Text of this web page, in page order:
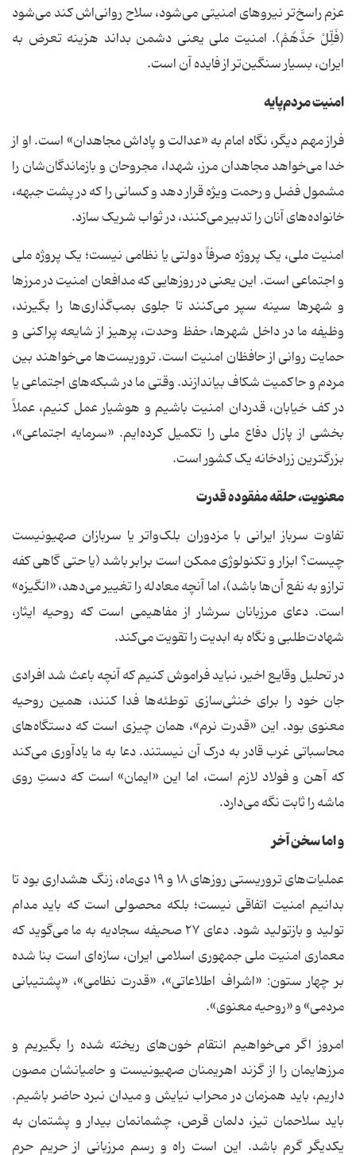
عزم راسخ‌تر نیروهای امنیتی می‌شود، سلاح روانی‌اش کند می‌شود
(فَلِّلْ حَدَّهُمْ). امنیت ملی یعنی دشمن بداند هزینه تعرض به
ایران، بسیار سنگین‌تر از فایده آن است.
امنیت مردم‌پایه
فراز مهم دیگر، نگاه امام به «عدالت و پاداش مجاهدان» است. او از
خدا می‌خواهد مجاهدان مرز، شهدا، مجروحان و بازماندگان‌شان را
مشمول فضل و رحمت ویژه قرار دهد و کسانی را که در پشت جبهه،
خانواده‌های آنان را تدبیر می‌کنند، در ثواب شریک سازد.
امنیت ملی، یک پروژه صرفاً دولتی یا نظامی نیست؛ یک پروژه ملی
و اجتماعی است. این یعنی در روزهایی که مدافعان امنیت در مرزها
و شهرها سینه سپر می‌کنند تا جلوی بمب‌گذاری‌ها را بگیرند،
وظیفه ما در داخل شهرها، حفظ وحدت، پرهیز از شایعه‌ پراکنی و
حمایت روانی از حافظان امنیت است. تروریست‌ها می‌خواهند بین
مردم و حاکمیت شکاف بیاندازند. وقتی ما در شبکه‌های اجتماعی یا
در کف خیابان، قدردان امنیت باشیم و هوشیار عمل کنیم، عملاً
بخشی از پازل دفاع ملی را تکمیل کرده‌ایم. «سرمایه اجتماعی»،
بزرگترین زرادخانه یک کشور است.
معنویت، حلقه مفقوده قدرت
تفاوت سرباز ایرانی با مزدوران بلک‌واتر یا سربازان صهیونیست
چیست؟ ابزار و تکنولوژی ممکن است برابر باشد (یا حتی گاهی کفه
ترازو به نفع آن‌ها باشد)، اما آنچه معادله را تغییر می‌دهد، «انگیزه»
است. دعای مرزبانان سرشار از مفاهیمی است که روحیه ایثار،
شهادت‌طلبی و نگاه به ابدیت را تقویت می‌کند.
در تحلیل وقایع اخیر، نباید فراموش کنیم که آنچه باعث شد افرادی
جان خود را برای خنثی‌سازی توطئه‌ها فدا کنند، همین روحیه
معنوی بود. این «قدرت نرم»، همان چیزی است که دستگاه‌های
محاسباتی غرب قادر به درک آن نیستند. دعا به ما یادآوری می‌کند
که آهن و فولاد لازم است، اما این «ایمان» است که دستِ روی
ماشه را ثابت نگه می‌دارد.
و اما سخن آخر
عملیات‌های تروریستی روزهای ۱۸ و ۱۹ دی‌ماه، زنگ هشداری بود تا
بدانیم امنیت اتفاقی نیست؛ بلکه محصولی است که باید مدام
تولید و بازتولید شود. دعای ۲۷ صحیفه سجادیه به ما می‌گوید که
معماری امنیت ملی جمهوری اسلامی ایران، سازه‌ای است بنا شده
بر چهار ستون: «اشراف اطلاعاتی»، «قدرت نظامی»، «پشتیبانی
مردمی» و «روحیه معنوی».
امروز اگر می‌خواهیم انتقام خون‌های ریخته شده را بگیریم و
مرزهایمان را از گزند اهریمنان صهیونیست و حامیانشان مصون
داریم، باید همزمان در محراب نیایش و میدان نبرد حاضر باشیم.
باید سلاحمان تیز، دلمان قرص، چشمانمان بیدار و پشتمان به
یکدیگر گرم باشد. این است راه و رسم مرزبانی از حریم حرم